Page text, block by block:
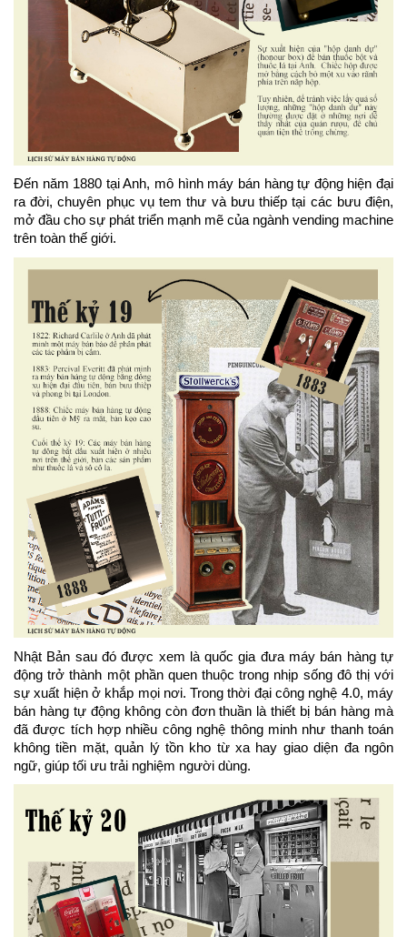
Đến năm 1880 tại Anh, mô hình máy bán hàng tự động hiện đại
ra đời, chuyên phục vụ tem thư và bưu thiếp tại các bưu điện,
mở đầu cho sự phát triển mạnh mẽ của ngành vending machine
trên toàn thế giới.
Nhật Bản sau đó được xem là quốc gia đưa máy bán hàng tự
động trở thành một phần quen thuộc trong nhịp sống đô thị với
sự xuất hiện ở khắp mọi nơi. Trong thời đại công nghệ 4.0, máy
bán hàng tự động không còn đơn thuần là thiết bị bán hàng mà
đã được tích hợp nhiều công nghệ thông minh như thanh toán
không tiền mặt, quản lý tồn kho từ xa hay giao diện đa ngôn
ngữ, giúp tối ưu trải nghiệm người dùng.